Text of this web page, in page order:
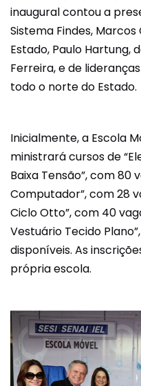
inaugural contou a
Sistema Findes,
Estado, Paulo Hartung,
Ferreira, e de
todo o norte do Estado.
Inicialmente, a Escola
ministrará cursos de
Baixa Tensão”, com 80
Computador”, com 28
Ciclo Otto”, com 40
Vestuário Tecido
disponíveis. As
própria escola.